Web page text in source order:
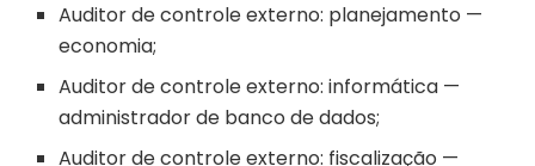
Auditor de controle externo: planejamento —
economia;
Auditor de controle externo: informática —
administrador de banco de dados;
Auditor de controle externo: fiscalização —